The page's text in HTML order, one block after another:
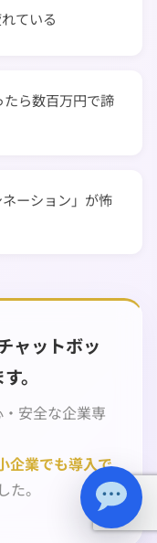
ている
ら数百万円で諦
ーション」が怖
ャットボッ
。
安全な企業専
企業でも導入で
た。